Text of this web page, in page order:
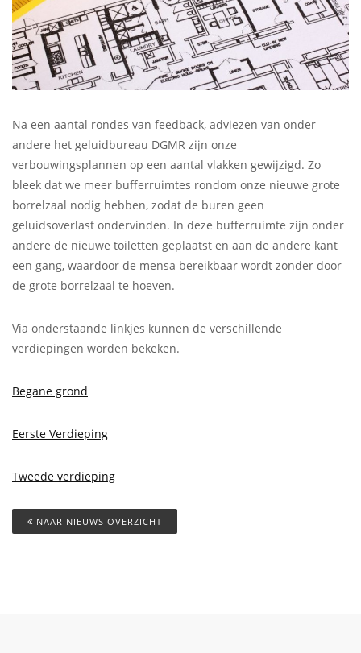
Na een aantal rondes van feedback, adviezen van onder
andere het geluidbureau DGMR zijn onze
verbouwingsplannen op een aantal vlakken gewijzigd. Zo
bleek dat we meer bufferruimtes rondom onze nieuwe grote
borrelzaal nodig hebben, zodat de buren geen
geluidsoverlast ondervinden. In deze bufferruimte zijn onder
andere de nieuwe toiletten geplaatst en aan de andere kant
een gang, waardoor de mensa bereikbaar wordt zonder door
de grote borrelzaal te hoeven.
Via onderstaande linkjes kunnen de verschillende
verdiepingen worden bekeken.
Begane grond
Eerste Verdieping
Tweede verdieping
NAAR NIEUWS OVERZICHT